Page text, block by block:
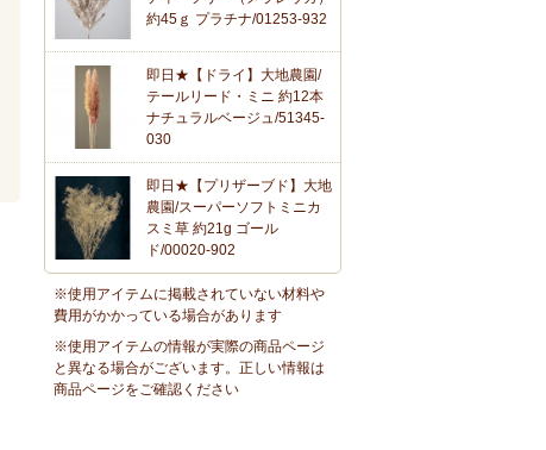
約45ｇ プラチナ/01253-932
即日★【ドライ】大地農園/
テールリード・ミニ 約12本
ナチュラルベージュ/51345-
030
即日★【プリザーブド】大地
農園/スーパーソフトミニカ
スミ草 約21g ゴール
ド/00020-902
※使用アイテムに掲載されていない材料や
費用がかかっている場合があります
※使用アイテムの情報が実際の商品ページ
と異なる場合がございます。正しい情報は
商品ページをご確認ください